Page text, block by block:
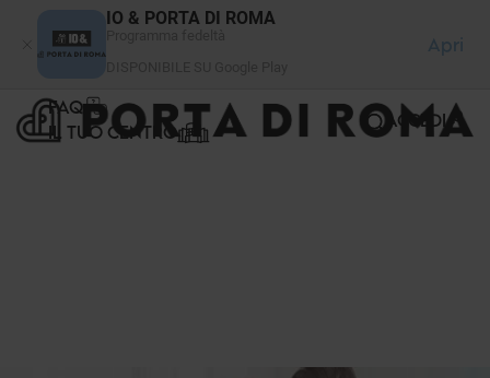
IO & PORTA DI ROMA
Apri
FAQ
IL TUO CENTRO
ACCEDI
Pannello di gestione dei cookies